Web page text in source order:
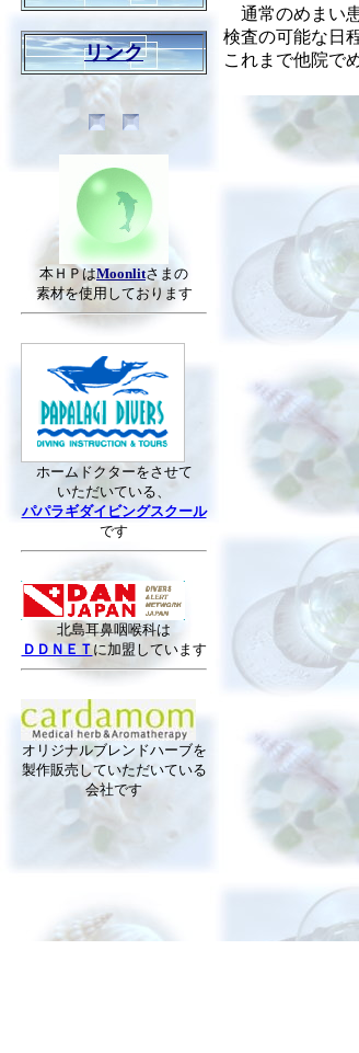
リンク
本ＨＰはMoonlitさまの
素材を使用しております
ホームドクターをさせて
いただいている、
パパラギダイビングスクール
です
北島耳鼻咽喉科は
ＤＤＮＥＴに加盟しています
オリジナルブレンドハーブを
製作販売していただいている
会社です
通常のめまい
検査の可能な日
これまで他院で